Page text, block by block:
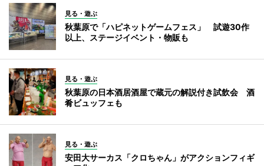
見る・遊ぶ
秋葉原で「ハピネットゲームフェス」 試遊30作
以上、ステージイベント・物販も
見る・遊ぶ
秋葉原の日本酒居酒屋で蔵元の解説付き試飲会 酒
肴ビュッフェも
見る・遊ぶ
安田大サーカス「クロちゃん」がアクションフィギ